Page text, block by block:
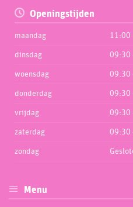
Openingstijden
maandag 11:00
dinsdag 09:30
woensdag 09:30
donderdag 09:30
vrijdag 09:30
zaterdag 09:30
zondag
Menu